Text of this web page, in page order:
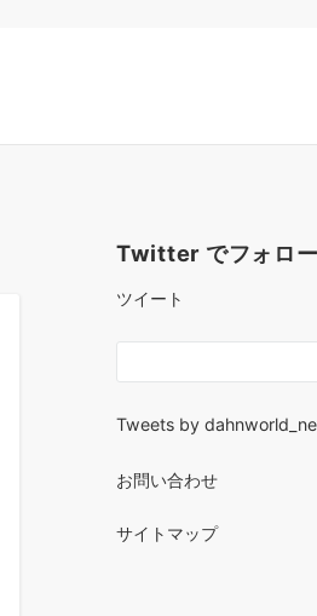
Twitter でフォロー
ツイート
Tweets by
お問い合わせ
サイトマップ